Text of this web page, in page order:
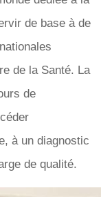
de base à de
de la Santé. La
de
à un diagnostic
de qualité.